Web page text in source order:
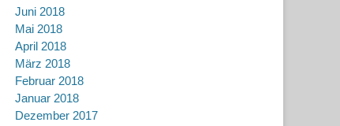
Juni 2018
Mai 2018
April 2018
März 2018
Februar 2018
Januar 2018
Dezember 2017